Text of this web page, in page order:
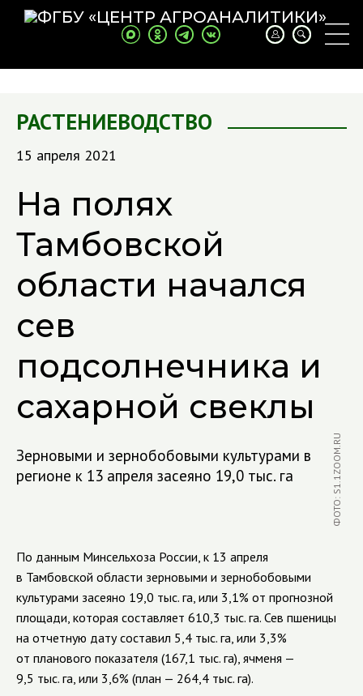
РАСТЕНИЕВОДСТВО
15 апреля 2021
На полях
Тамбовской
области начался
сев
подсолнечника и
сахарной свеклы
Зерновыми и зернобобовыми культурами в
регионе к 13 апреля засеяно 19,0 тыс. га
ФОТО: S1.1ZOOM.RU
По данным Минсельхоза России, к 13 апреля
в Тамбовской области зерновыми и зернобобовыми
культурами засеяно 19,0 тыс. га, или 3,1% от прогнозной
площади, которая составляет 610,3 тыс. га. Сев пшеницы
на отчетную дату составил 5,4 тыс. га, или 3,3%
от планового показателя (167,1 тыс. га), ячменя —
9,5 тыс. га, или 3,6% (план — 264,4 тыс. га).